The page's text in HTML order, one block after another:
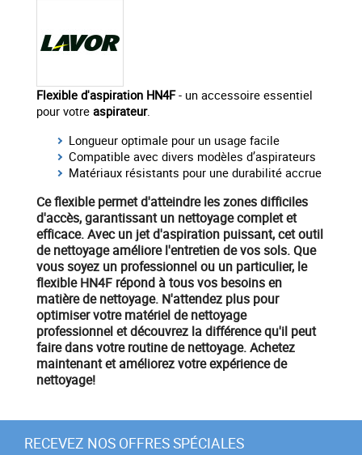
Flexible d'aspiration HN4F- un accessoire essentiel
pour votre aspirateur.
Longueur optimale pour un usage facile
Compatible avec divers modèles d’aspirateurs
Matériaux résistants pour une durabilité accrue
Ce flexible permet d'atteindre les zones difficiles
d'accès, garantissant un nettoyage complet et
efficace. Avec un jet d'aspiration puissant, cet outil
de nettoyage améliore l'entretien de vos sols. Que
vous soyez un professionnel ou un particulier, le
flexible HN4F répond à tous vos besoins en
matière de nettoyage. N'attendez plus pour
optimiser votrematérielde nettoyage
professionnel et découvrez la différence qu'il peut
faire dans votre routine de nettoyage.Achetez
maintenantet améliorez votre expérience de
nettoyage!
RECEVEZ NOS OFFRES SPÉCIALES